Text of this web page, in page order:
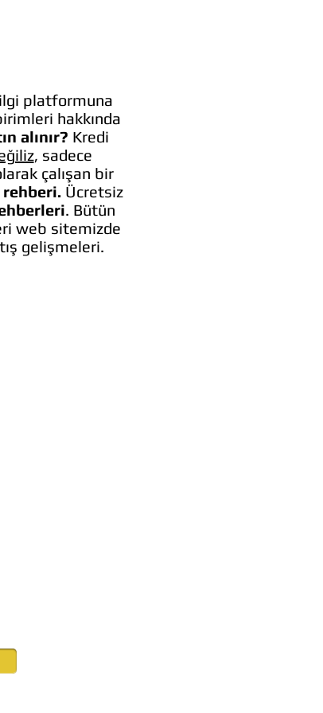
platformuna
hakkında
alınır? Kredi
, sadece
çalışan bir
Ücretsiz
. Bütün
web sitemizde
gelişmeleri.